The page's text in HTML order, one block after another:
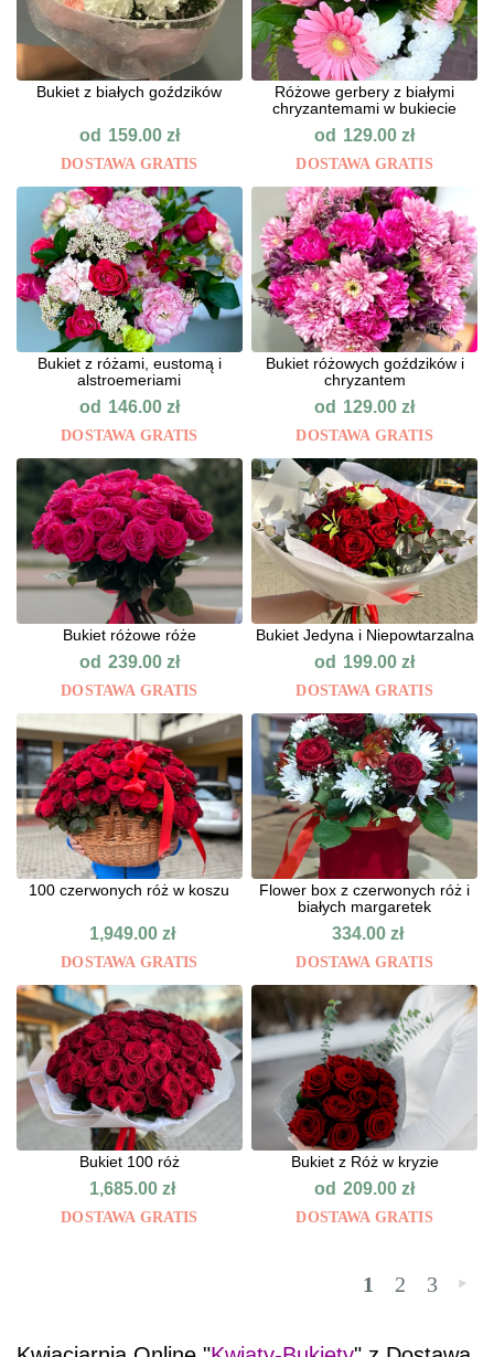
Bukiet z białych goździków
od 159.00 zł
DOSTAWA GRATIS
Różowe gerbery z białymi
chryzantemami w bukiecie
od 129.00zł
DOSTAWA GRATIS
Bukiet z różami, eustomą i
alstroemeriami
od 146.00 zł
DOSTAWA GRATIS
Bukiet różowych goździków i
chryzantem
od 129.00zł
DOSTAWA GRATIS
Bukiet różowe róże
od 239.00 zł
DOSTAWA GRATIS
Bukiet Jedyna i Niepowtarzalna
od 199.00zł
DOSTAWA GRATIS
100 czerwonych róż w koszu
1,949.00zł
DOSTAWA GRATIS
Flower box z czerwonych róż i
białych margaretek
334.00zł
DOSTAWA GRATIS
Bukiet 100 róż
1,685.00zł
DOSTAWA GRATIS
Bukiet z Róż w kryzie
od 209.00zł
DOSTAWA GRATIS
1 2 3 »